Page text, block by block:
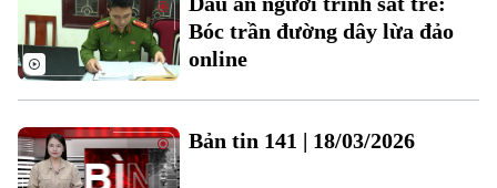
Đất đai
Kinh nghiệm
Xe máy
Thị trường
Tuyển sinh
Hướng nghiệp
Tin tức
Di tích
Sức khỏe
Dinh dưỡng
Bóng đá
Giải trí
Bóc trần đường dây lừa đảo
online
Bản tin 141 | 18/03/2026